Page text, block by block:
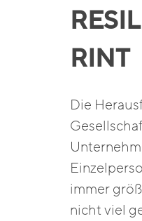
RINT
Die
immer
nicht viel